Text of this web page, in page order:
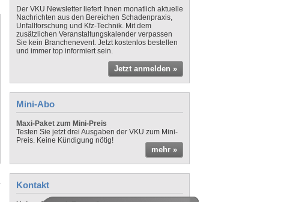
Der VKU Newsletter liefert Ihnen monatlich aktuelle
Nachrichten aus den Bereichen Schadenpraxis,
Unfallforschung und Kfz-Technik. Mit dem
zusätzlichen Veranstaltungskalender verpassen
Sie kein Branchenevent. Jetzt kostenlos bestellen
und immer top informiert sein.
Jetzt anmelden »
Mini-Abo
Maxi-Paket zum Mini-Preis
Testen Sie jetzt drei Ausgaben der VKU zum Mini-
Preis. Keine Kündigung nötig!
mehr »
Kontakt